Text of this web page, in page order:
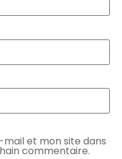
et mon site dans
commentaire.